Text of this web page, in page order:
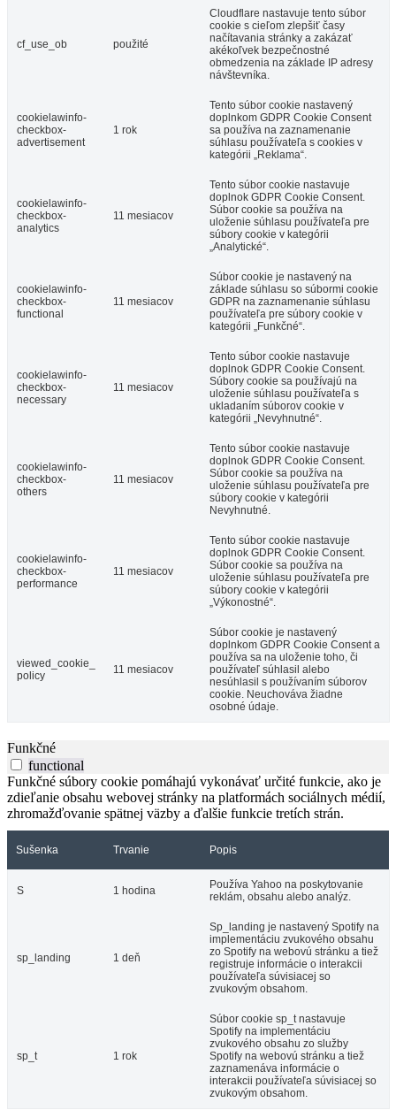
cf_use_ob použité
Cloudflare nastavuje tento súbor
cookie s cieľom zlepšiť časy
načítavania stránky a zakázať
akékoľvek bezpečnostné
obmedzenia na základe IP adresy
návštevníka.
cookielawinfo-
checkbox-
advertisement
1 rok
Tento súbor cookie nastavený
doplnkom GDPR Cookie Consent
sa používa na zaznamenanie
súhlasu používateľa s cookies v
kategórii „Reklama“.
cookielawinfo-
checkbox-
analytics
11 mesiacov
Tento súbor cookie nastavuje
doplnok GDPR Cookie Consent.
Súbor cookie sa používa na
uloženie súhlasu používateľa pre
súbory cookie v kategórii
„Analytické“.
cookielawinfo-
checkbox-
functional
11 mesiacov
Súbor cookie je nastavený na
základe súhlasu so súbormi cookie
GDPR na zaznamenanie súhlasu
používateľa pre súbory cookie v
kategórii „Funkčné“.
cookielawinfo-
checkbox-
necessary
11 mesiacov
Tento súbor cookie nastavuje
doplnok GDPR Cookie Consent.
Súbory cookie sa používajú na
uloženie súhlasu používateľa s
ukladaním súborov cookie v
kategórii „Nevyhnutné“.
cookielawinfo-
checkbox-
others
11 mesiacov
Tento súbor cookie nastavuje
doplnok GDPR Cookie Consent.
Súbor cookie sa používa na
uloženie súhlasu používateľa pre
súbory cookie v kategórii
Nevyhnutné.
cookielawinfo-
checkbox-
performance
11 mesiacov
Tento súbor cookie nastavuje
doplnok GDPR Cookie Consent.
Súbor cookie sa používa na
uloženie súhlasu používateľa pre
súbory cookie v kategórii
„Výkonostné“.
viewed_cookie_
policy
11 mesiacov
Súbor cookie je nastavený
doplnkom GDPR Cookie Consent a
používa sa na uloženie toho, či
používateľ súhlasil alebo
nesúhlasil s používaním súborov
cookie. Neuchováva žiadne
osobné údaje.
Funkčné
functional
Funkčné súbory cookie pomáhajú vykonávať určité funkcie, ako je
zdieľanie obsahu webovej stránky na platformách sociálnych médií,
zhromažďovanie spätnej väzby a ďalšie funkcie tretích strán.
Sušenka Trvanie Popis
S 1 hodina
Používa Yahoo na poskytovanie
reklám, obsahu alebo analýz.
sp_landing 1 deň
Sp_landing je nastavený Spotify na
implementáciu zvukového obsahu
zo Spotify na webovú stránku a tiež
registruje informácie o interakcii
používateľa súvisiacej so
zvukovým obsahom.
sp_t 1 rok
Súbor cookie sp_t nastavuje
Spotify na implementáciu
zvukového obsahu zo služby
Spotify na webovú stránku a tiež
zaznamenáva informácie o
interakcii používateľa súvisiacej so
zvukovým obsahom.